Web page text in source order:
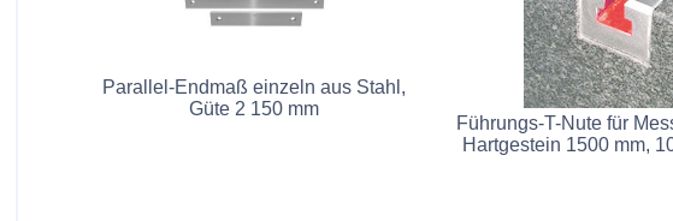
Parallel-Endmaß einzeln aus Stahl,
Güte 2 150 mm
Führungs-T-Nute für
Hartgestein 1500 mm,